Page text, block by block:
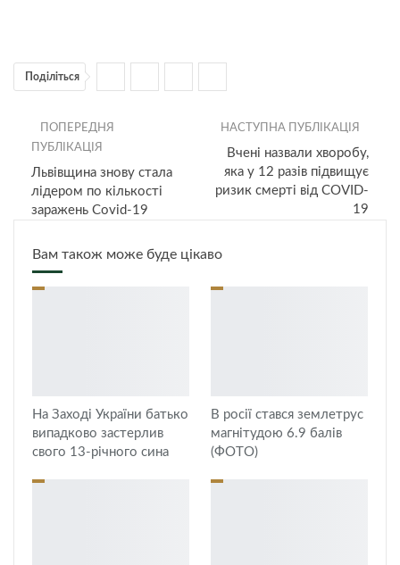
Поділіться
ПОПЕРЕДНЯ
ПУБЛІКАЦІЯ
Львівщина знову стала
лідером по кількості
заражень Covid-19
НАСТУПНА ПУБЛІКАЦІЯ
Вчені назвали хворобу,
яка у 12 разів підвищує
ризик смерті від COVID-
19
Вам також може буде цікаво
На Заході України батько
випадково застерлив
свого 13-річного сина
В росії стався землетрус
магнітудою 6.9 балів
(ФОТО)